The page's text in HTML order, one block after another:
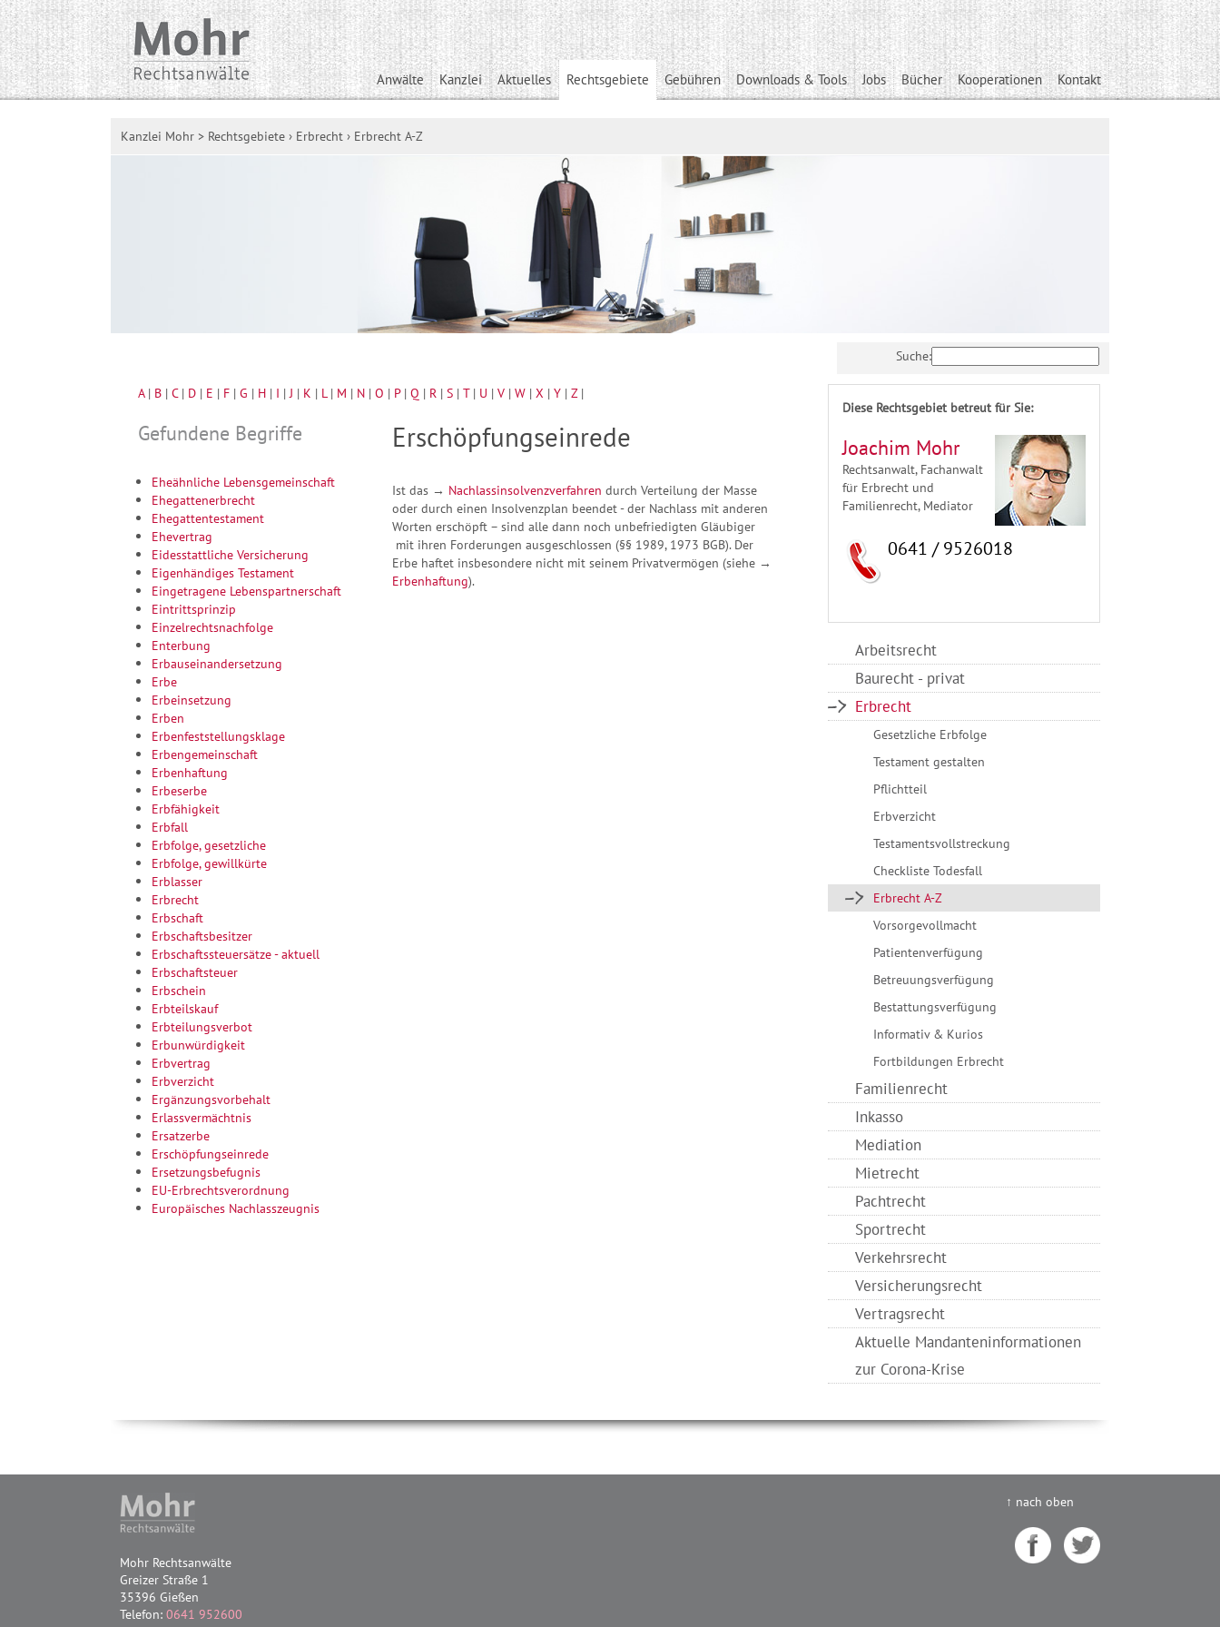
Anwälte Kanzlei Aktuelles Rechtsgebiete Gebühren Downloads & Tools Jobs Bücher Kooperationen Kontakt
Kanzlei Mohr > Rechtsgebiete › Erbrecht › Erbrecht A-Z
Suche:
A| B | C| D | E | F | G | H | I |J | K | L| M | N | O | P| Q | R | S | T| U | V | W | X | Y | Z|
Gefundene Begriffe
Eheähnliche Lebensgemeinschaft
Ehegattenerbrecht
Ehegattentestament
Ehevertrag
Eidesstattliche Versicherung
Eigenhändiges Testament
Eingetragene Lebenspartnerschaft
Eintrittsprinzip
Einzelrechtsnachfolge
Enterbung
Erbauseinandersetzung
Erbe
Erbeinsetzung
Erben
Erbenfeststellungsklage
Erbengemeinschaft
Erbenhaftung
Erbeserbe
Erbfähigkeit
Erbfall
Erbfolge, gesetzliche
Erbfolge, gewillkürte
Erblasser
Erbrecht
Erbschaft
Erbschaftsbesitzer
Erbschaftssteuersätze - aktuell
Erbschaftsteuer
Erbschein
Erbteilskauf
Erbteilungsverbot
Erbunwürdigkeit
Erbvertrag
Erbverzicht
Ergänzungsvorbehalt
Erlassvermächtnis
Ersatzerbe
Erschöpfungseinrede
Ersetzungsbefugnis
EU-Erbrechtsverordnung
Europäisches Nachlasszeugnis
Erschöpfungseinrede
Ist das → Nachlassinsolvenzverfahren durch Verteilung der Masse
oder durch einen Insolvenzplan beendet - der Nachlass mit anderen
Worten erschöpft – sind alle dann noch unbefriedigten Gläubiger
mit ihren Forderungen ausgeschlossen (§§ 1989, 1973 BGB). Der
Erbe haftet insbesondere nicht mit seinem Privatvermögen (siehe →
Erbenhaftung).
Diese Rechtsgebiet betreut für Sie:
Joachim Mohr
Rechtsanwalt, Fachanwalt
für Erbrecht und
Familienrecht, Mediator
0641 / 9526018
Arbeitsrecht
Baurecht - privat
Erbrecht
Gesetzliche Erbfolge
Testament gestalten
Pflichtteil
Erbverzicht
Testamentsvollstreckung
Checkliste Todesfall
Erbrecht A-Z
Vorsorgevollmacht
Patientenverfügung
Betreuungsverfügung
Bestattungsverfügung
Informativ & Kurios
Fortbildungen Erbrecht
Familienrecht
Inkasso
Mediation
Mietrecht
Pachtrecht
Sportrecht
Verkehrsrecht
Versicherungsrecht
Vertragsrecht
Aktuelle Mandanteninformationen
zur Corona-Krise
↑ nach oben
Mohr Rechtsanwälte
Greizer Straße 1
35396 Gießen
Telefon: 0641 952600